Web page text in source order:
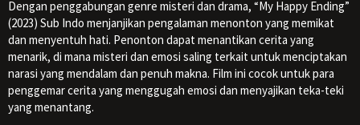
Dengan penggabungan genre misteri dan drama, “My Happy Ending”
(2023) Sub Indo menjanjikan pengalaman menonton yang memikat
dan menyentuh hati. Penonton dapat menantikan cerita yang
menarik, di mana misteri dan emosi saling terkait untuk menciptakan
narasi yang mendalam dan penuh makna. Film ini cocok untuk para
penggemar cerita yang menggugah emosi dan menyajikan teka-teki
yang menantang.